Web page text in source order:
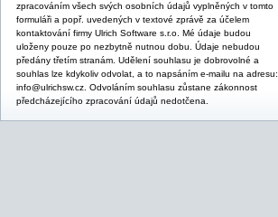
zpracováním všech svých osobních údajů vyplněných v tomto
formuláři a popř. uvedených v textové zprávě za účelem
kontaktování firmy Ulrich Software s.r.o. Mé údaje budou
uloženy pouze po nezbytně nutnou dobu. Údaje nebudou
předány třetím stranám. Udělení souhlasu je dobrovolné a
souhlas lze kdykoliv odvolat, a to napsáním e-mailu na adresu:
info@ulrichsw.cz. Odvoláním souhlasu zůstane zákonnost
předcházejícího zpracování údajů nedotčena.